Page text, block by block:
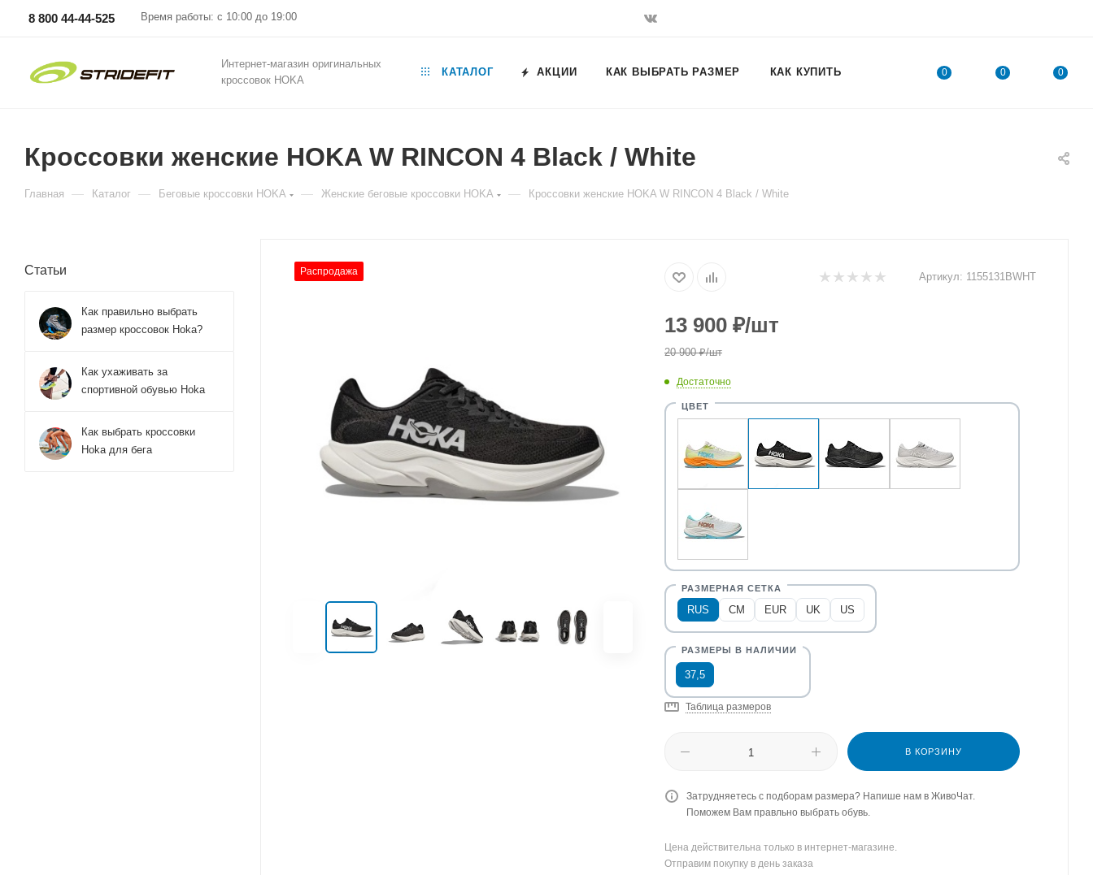
8 800 44-44-525 Время работы: с 10:00 до 19:00
0 0 0
Интернет-магазин оригинальных
кроссовок HOKA
КАТАЛОГ АКЦИИ КАК ВЫБРАТЬ РАЗМЕР КАК КУПИТЬ
Кроссовки женские HOKA W RINCON 4 Black / White
Главная — Каталог — Беговые кроссовки HOKA — Женские беговые кроссовки HOKA — Кроссовки женские HOKA W RINCON 4 Black / White
Распродажа Артикул: 1155131BWHT
13 900 ₽/шт
20 900₽/шт
Достаточно
RUS CM EUR UK US
37,5
Таблица размеров
В КОРЗИНУ
Затрудняетесь с подборам размера? Напише нам в ЖивоЧат.
Поможем Вам правльно выбрать обувь.
Цена действительна только в интернет-магазине.
Отправим покупку в день заказа
Статьи
Как правильно выбрать
размер кроссовок Hoka?
Как ухаживать за
спортивной обувью Hoka
Как выбрать кроссовки
Hoka для бега